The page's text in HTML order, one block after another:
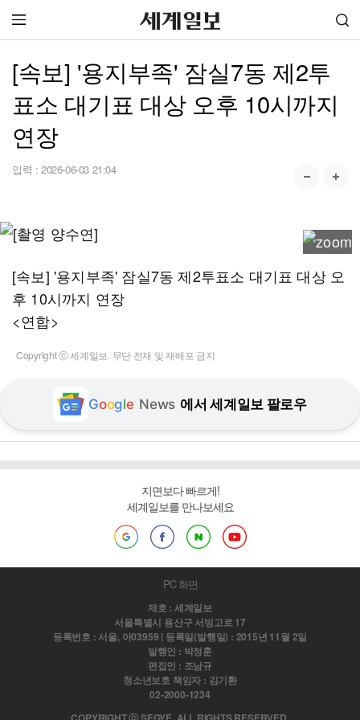
[속보] '용지부족' 잠실7동 제2투
표소 대기표 대상 오후 10시까지
연장
입력 : 2026-06-03 21:04
[속보] '용지부족' 잠실7동 제2투표소 대기표 대상 오
후 10시까지 연장
<연합>
Copyright ⓒ 세계일보. 무단 전재 및 재배포 금지
Google News 에서 세계일보 팔로우
지면보다 빠르게!
세계일보를 만나보세요
PC 화면
제호 : 세계일보
서울특별시 용산구 서빙고로 17
등록번호 : 서울, 아03959 | 등록일(발행일) : 2015년 11월 2일
발행인 : 박정훈
편집인 : 조남규
청소년보호 책임자 : 김기환
02-2000-1234